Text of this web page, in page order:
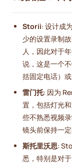
Storii: 设计成为
少的设置录制
人，因此对于
说，这是一个
括固定电话）
雷门托: 因为
置，包括灯光
些不熟悉视频
镜头前保持一定
斯托里沃思:
悉，特别是对